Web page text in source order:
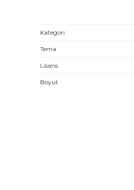
Kategori
Tema
Lisans
Boyut